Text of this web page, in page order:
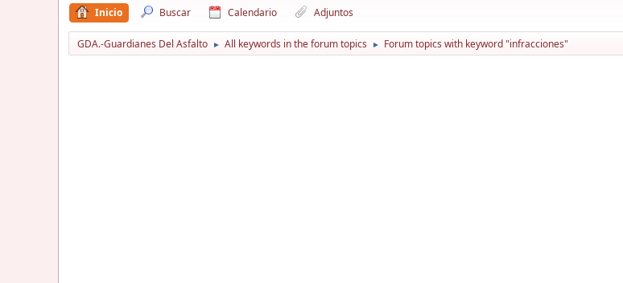
Inicio Buscar Calendario Adjuntos
GDA.-Guardianes Del Asfalto ► All keywords in the forum topics ► Forum topics with keyword "infracciones"